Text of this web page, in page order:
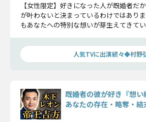
【女性限定】好きになった人が既婚者だ
が叶わないと決まっているわけではあり
もあなたへの特別な想いが芽生えてきて
人気TVに出演続々◆村野
既婚者の彼が好き『想い
あなたの存在・略奪・結